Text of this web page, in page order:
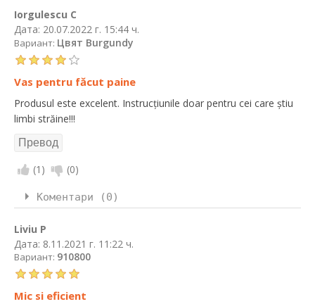
Iorgulescu C
Дата: 20.07.2022 г. 15:44 ч.
Вариант: Цвят Burgundy
Vas pentru făcut paine
Produsul este excelent. Instrucțiunile doar pentru cei care știu
limbi străine!!!
(1 ) (0)
Коментари (0)
Liviu P
Дата: 8.11.2021 г. 11:22 ч.
Вариант: 910800
Mic si eficient